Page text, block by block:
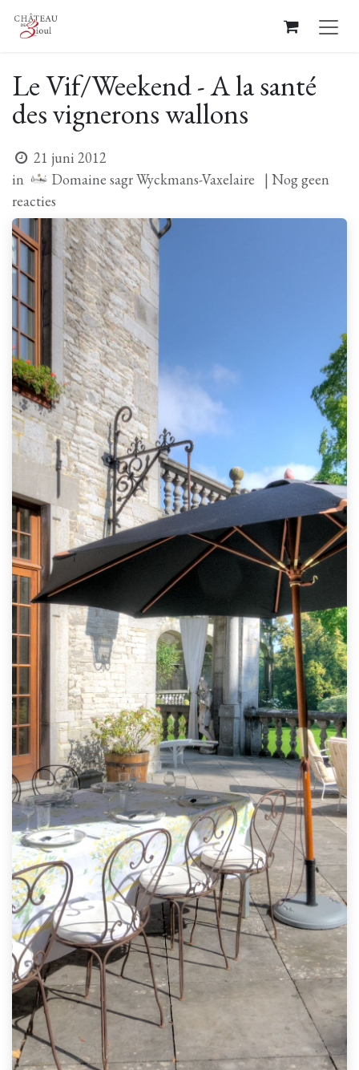
Overslaan naar inhoud
Le Vif/Weekend - A la santé
des vignerons wallons
21 juni 2012
in
Domaine sagr Wyckmans-Vaxelaire
| Nog geen
reacties